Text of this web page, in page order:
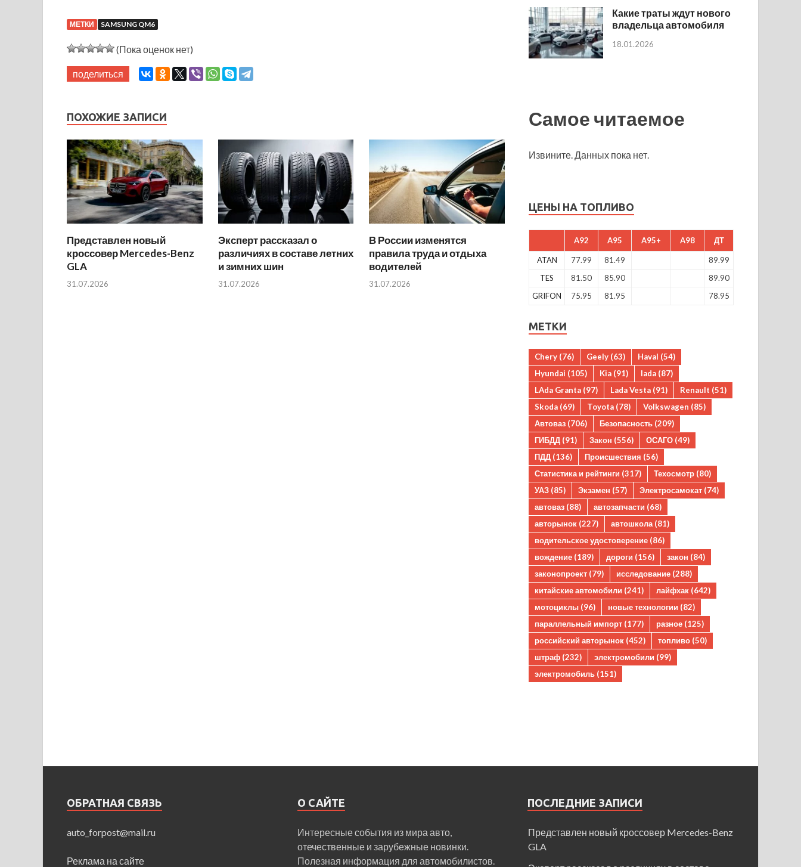
МЕТКИ SAMSUNG QM6
(Пока оценок нет)
поделиться
ПОХОЖИЕ ЗАПИСИ
Представлен новый
кроссовер Mercedes-Benz
GLA
31.07.2026
Эксперт рассказал о
различиях в составе летних
и зимних шин
31.07.2026
В России изменятся
правила труда и отдыха
водителей
31.07.2026
Какие траты ждут нового
владельца автомобиля
18.01.2026
Самое читаемое
Извините. Данных пока нет.
ЦЕНЫ НА ТОПЛИВО
A92 A95 A95+ A98 ДТ
ATAN 77.99 81.49
89.99
TES
81.50 85.90
89.90
GRIFON
75.95 81.95 78.95
МЕТКИ
Chery (76) Geely (63) Haval (54)
Hyundai (105) Kia (91) lada (87)
LAda Granta (97) Lada Vesta (91) Renault (51)
Skoda (69) Toyota (78) Volkswagen (85)
Автоваз (706) Безопасность (209)
ГИБДД (91) Закон (556) ОСАГО (49)
ПДД (136) Происшествия (56)
Статистика и рейтинги (317) Техосмотр (80)
УАЗ (85) Экзамен (57) Электросамокат (74)
автоваз (88) автозапчасти (68)
авторынок (227) автошкола (81)
водительское удостоверение (86)
вождение (189) дороги (156) закон (84)
законопроект (79) исследование (288)
китайские автомобили (241) лайфхак (642)
мотоциклы (96) новые технологии (82)
параллельный импорт (177) разное (125)
российский авторынок (452) топливо (50)
штраф (232) электромобили (99)
электромобиль (151)
ОБРАТНАЯ СВЯЗЬ
auto_forpost@mail.ru
Реклама на сайте
О САЙТЕ
Интересные события из мира авто,
отечественные и зарубежные новинки.
Полезная информация для автомобилистов.
ПОСЛЕДНИЕ ЗАПИСИ
Представлен новый кроссовер Mercedes-Benz
GLA